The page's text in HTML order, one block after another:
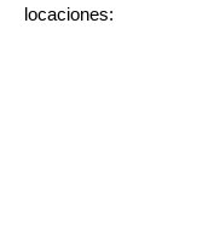
locaciones: